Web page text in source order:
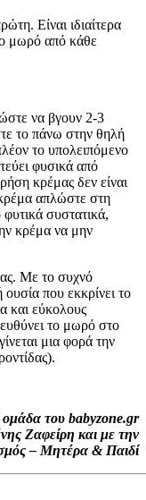
Είναι ιδιαίτερα
μωρό από κάθε
να βγουν 2-3
το πάνω στην θηλή
το υπολειπόμενο
φυσικά από
κρέμας δεν είναι
απλώστε στη
συστατικά,
κρέμα να μην
Με το συχνό
που εκκρίνει το
και εύκολους
το μωρό στο
μια φορά την
του babyzone.gr
Ζαφείρη και με την
– Μητέρα & Παιδί